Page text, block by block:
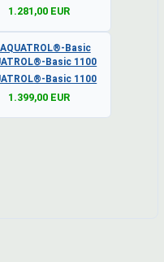
1.281,00 EUR
Basic 1100
1.399,00 EUR